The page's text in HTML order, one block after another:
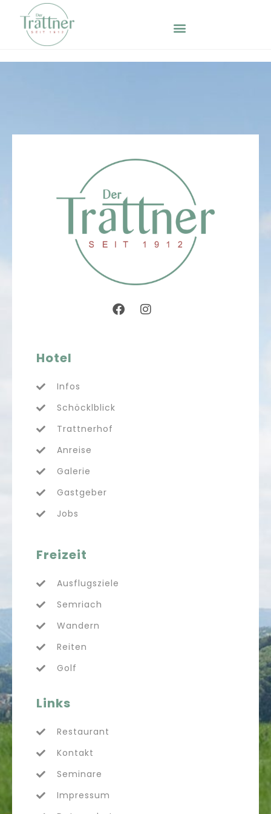
Hotel
Infos
Schöcklblick
Trattnerhof
Anreise
Galerie
Gastgeber
Jobs
Freizeit
Ausflugsziele
Semriach
Wandern
Reiten
Golf
Links
Restaurant
Kontakt
Seminare
Impressum